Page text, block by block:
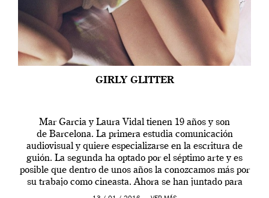
GIRLY GLITTER
Mar Garcia y Laura Vidal tienen 19 años y son
de Barcelona. La primera estudia comunicación
audiovisual y quiere especializarse en la escritura de
guión. La segunda ha optado por el séptimo arte y es
posible que dentro de unos años la conozcamos más por
su trabajo como cineasta. Ahora se han juntado para
contarnos una […]